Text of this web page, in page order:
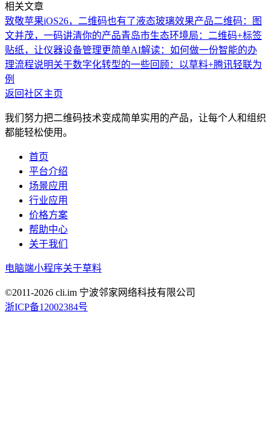
相关文章
致敬苹果iOS26，二维码也有了液态玻璃效果产品二维码：图
文并茂，一码讲清你的产品青岛市生态环境局：二维码+标签
贴纸，让仪器设备管理更简单AI解读：如何做一份智能的办
理流程说明关于数字化转型的一些回顾：以草料+腾讯轻联为
例
返回社区主页
我们努力把二维码技术变成简单实用的产品，让每个人和组织
都能轻松使用。
首页
平台介绍
场景应用
行业应用
价格方案
帮助中心
关于我们
电脑端小程序关于草料
©2011-2026 cli.im 宁波邻家网络科技有限公司
浙ICP备12002384号